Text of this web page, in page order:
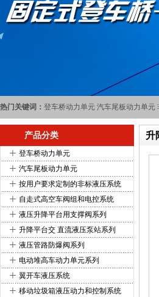
热门关键词： 登车桥动力单元 汽车尾板动力单元
产品分类
+ 登车桥动力单元
+ 汽车尾板动力单元
+ 按用户要求定制的非标液压系统
+ 自走式高空车阀组和电控系统
+ 液压升降平台用支撑阀系列
+ 升降平台交 直流液压泵站系列
+ 液压管路防爆阀系列
+ 电动堆高车动力单元系列
+ 翼开车液压系统
+ 移动垃圾箱液压动力和控制系统
升